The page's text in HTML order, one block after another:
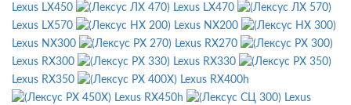
Lexus LX450
Lexus LX470
Lexus LX570
Lexus NX200
Lexus NX300
Lexus RX270
Lexus RX300
Lexus RX330
Lexus RX350
Lexus RX400h
Lexus RX450h
Lexus